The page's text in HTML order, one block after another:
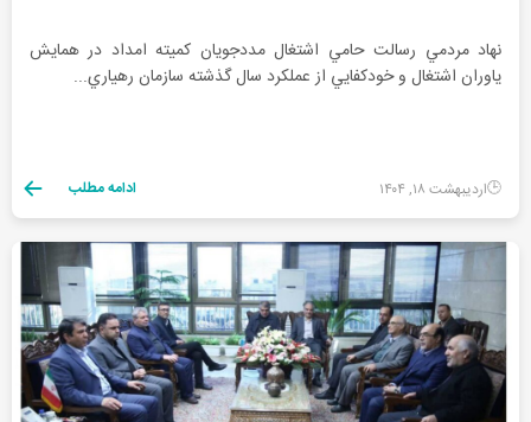
نهاد مردمي رسالت حامي اشتغال مددجويان كميته امداد در همايش
ياوران اشتغال و خودكفايي از عملكرد سال گذشته سازمان رهياري...
اردیبهشت ۱۸, ۱۴۰۴ ادامه مطلب